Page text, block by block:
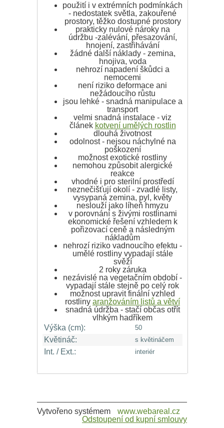
použití i v extrémních podmínkách
- nedostatek světla, zakouřené
prostory, těžko dostupné prostory
prakticky nulové nároky na
údržbu -zalévání, přesazování,
hnojení, zastřihávání
žádné další náklady - zemina,
hnojiva, voda
nehrozí napadení škůdci a
nemocemi
není riziko deformace ani
nežádoucího růstu
jsou lehké - snadná manipulace a
transport
velmi snadná instalace - viz
článek kotvení umělých rostlin
dlouhá životnost
odolnost - nejsou náchylné na
poškození
možnost exotické rostliny
nemohou způsobit alergické
reakce
vhodné i pro sterilní prostředí
neznečišťují okolí - zvadlé listy,
vysypaná zemina, pyl, květy
neslouží jako líheň hmyzu
v porovnání s živými rostlinami
ekonomické řešení vzhledem k
pořizovací ceně a následným
nákladům
nehrozí riziko vadnoucího efektu -
umělé rostliny vypadají stále
svěží
2 roky záruka
nezávislé na vegetačním období -
vypadají stále stejně po celý rok
možnost upravit finální vzhled
rostliny aranžováním listů a větví
snadná údržba - stačí občas otřít
vlhkým hadříkem
Výška (cm):
50
Květináč: s květináčem
Int. / Ext.: interiér
Vytvořeno systémem
www.webareal.cz
Odstoupení od kupní smlouvy